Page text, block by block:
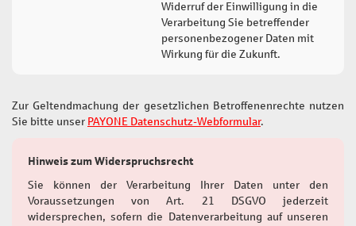
Widerruf der Einwilligung in die
Verarbeitung Sie betreffender
personenbezogener Daten mit
Wirkung für die Zukunft.
Zur Geltendmachung der gesetzlichen Betroffenenrechte nutzen
Sie bitte unser PAYONE Datenschutz-Webformular.
Hinweis zum Widerspruchsrecht
Sie können der Verarbeitung Ihrer Daten unter den
Voraussetzungen von Art. 21 DSGVO jederzeit
widersprechen, sofern die Datenverarbeitung auf unseren